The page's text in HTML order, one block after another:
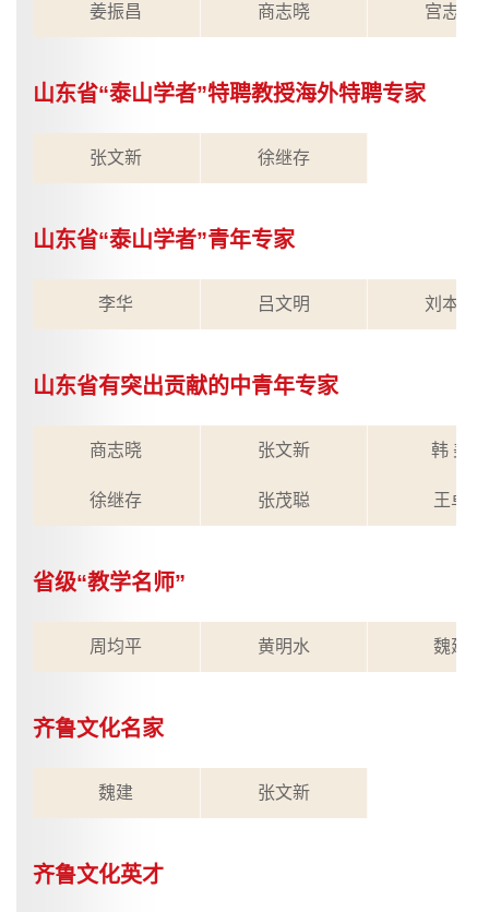
姜振昌 商志晓 宫志峰
山东省“泰山学者”特聘教授海外特聘专家
张文新 徐继存
山东省“泰山学者”青年专家
李华 吕文明 刘本森
山东省有突出贡献的中青年专家
商志晓 张文新 韩 美
徐继存 张茂聪 王卓
省级“教学名师”
周均平 黄明水 魏建
齐鲁文化名家
魏建 张文新
齐鲁文化英才